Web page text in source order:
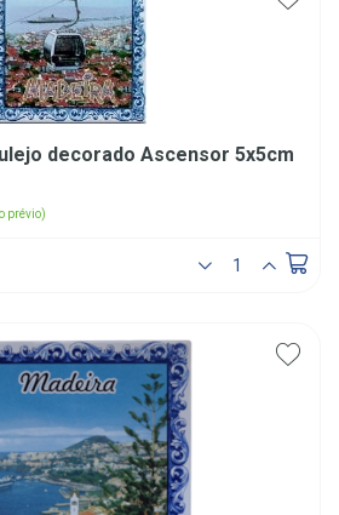
decorado Ascensor 5x5cm
prévio)